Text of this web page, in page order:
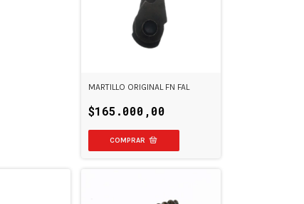
MARTILLO ORIGINAL FN FAL
$165.000,00